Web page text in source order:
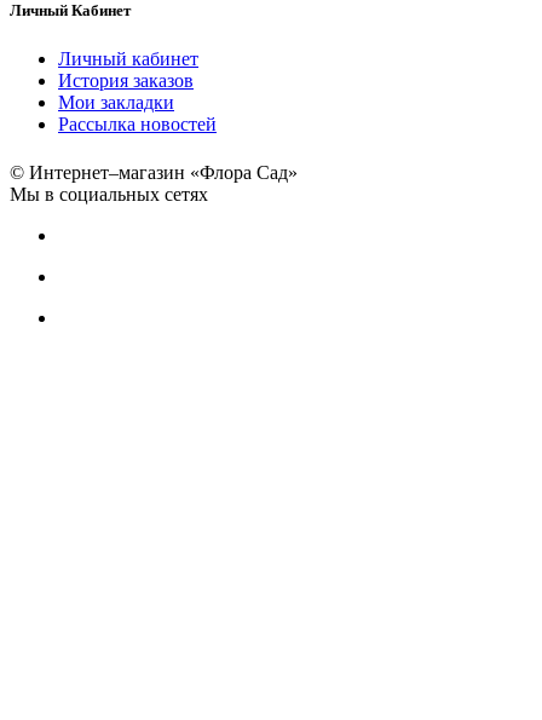
Личный Кабинет
Личный кабинет
История заказов
Мои закладки
Рассылка новостей
© Интернет–магазин «Флора Сад»
Мы в социальных сетях